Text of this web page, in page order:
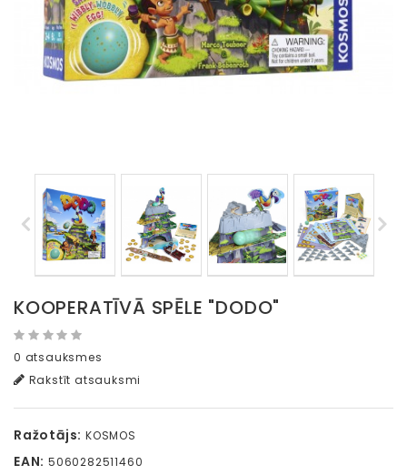
KOOPERATĪVĀ SPĒLE "DODO"
0 atsauksmes
Rakstīt atsauksmi
Ražotājs: KOSMOS
EAN: 5060282511460